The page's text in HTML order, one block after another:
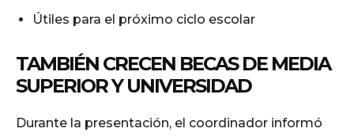
Útiles para el próximo ciclo escolar
TAMBIÉN CRECEN BECAS DE MEDIA
SUPERIOR Y UNIVERSIDAD
Durante la presentación, el coordinador informó